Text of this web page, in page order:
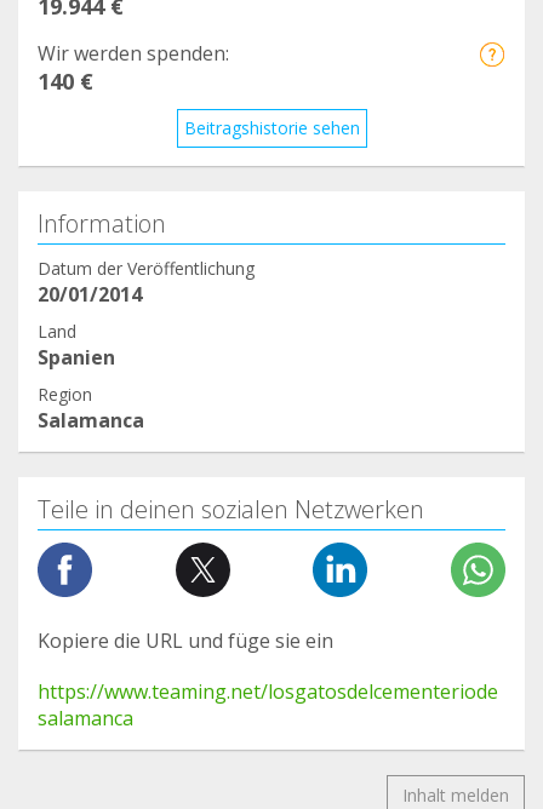
19.944 €
Wir werden spenden:
140 €
Beitragshistorie sehen
Information
Datum der Veröffentlichung
20/01/2014
Land
Spanien
Region
Salamanca
Teile in deinen sozialen Netzwerken
Kopiere die URL und füge sie ein
https://www.teaming.net/losgatosdelcementeriode
salamanca
Inhalt melden